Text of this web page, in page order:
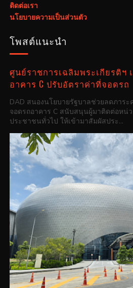
ติดต่อเรา
นโยบายความเป็นส่วนตัว
โพสต์แนะนำ
ศูนย์ราชการเฉลิมพระเกียรติฯ
อาคาร C ปรับอัตราค่าที่จอดรถ
DAD สนองนโยบายรัฐบาลช่วยลดภาร
จอดรถอาคาร C สนับสนุนผู้มาติดต่อหน่
ประชาชนทั่วไป ให้เข้ามาสัมผัสประ...